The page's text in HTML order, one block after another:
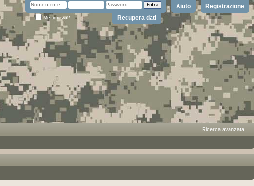
Registrazione
Aiuto
Memorizza? Recupera dati
Ricerca avanzata